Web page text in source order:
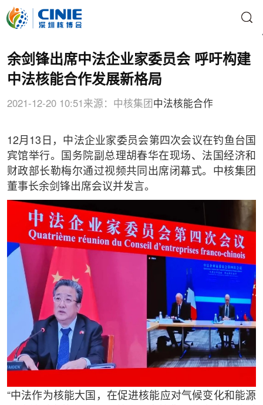
余剑锋出席中法企业家委员会 呼吁构建
中法核能合作发展新格局
2021-12-20 10:51 来源：中核集团 中法核能合作
12月13日，中法企业家委员会第四次会议在钓鱼台国
宾馆举行。国务院副总理胡春华在现场、法国经济和
财政部长勒梅尔通过视频共同出席闭幕式。中核集团
董事长余剑锋出席会议并发言。
“中法作为核能大国，在促进核能应对气候变化和能源